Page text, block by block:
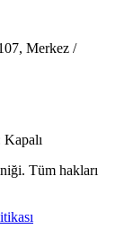
Merkez /
Tüm hakları